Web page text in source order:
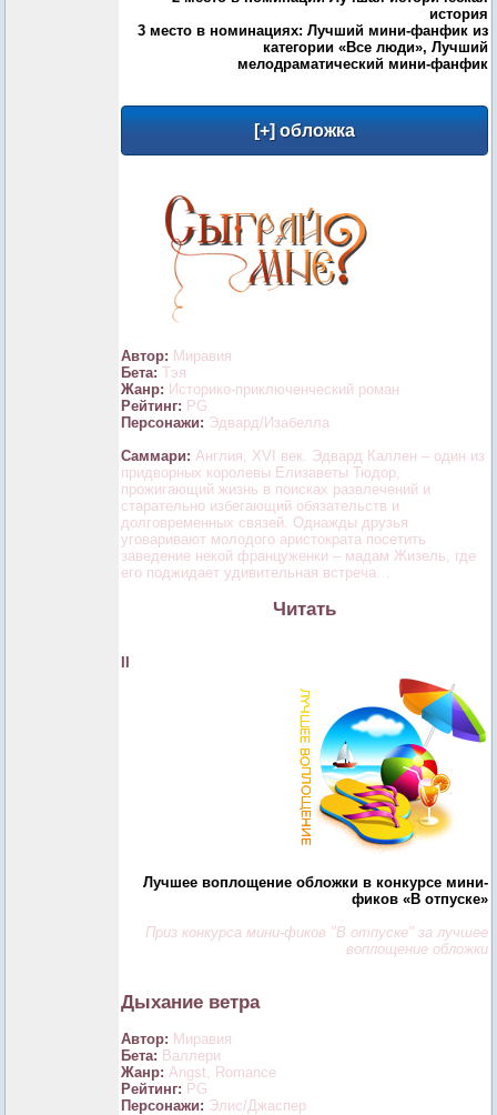
история
3 место в номинациях: Лучший мини-фанфик из
категории «Все люди», Лучший
мелодраматический мини-фанфик
Автор: Миравия
Бета: Тэя
Жанр: Историко-приключенческий роман
Рейтинг: PG
Персонажи: Эдвард/Изабелла
Саммари: Англия, XVI век. Эдвард Каллен – один из
придворных королевы Елизаветы Тюдор,
прожигающий жизнь в поисках развлечений и
старательно избегающий обязательств и
долговременных связей. Однажды друзья
уговаривают молодого аристократа посетить
заведение некой француженки – мадам Жизель, где
его поджидает удивительная встреча…
Читать
Лучшее воплощение обложки в конкурсе мини-
фиков «В отпуске»
Приз конкурса мини-фиков "В отпуске" за лучшее
воплощение обложки
Дыхание ветра
Автор: Миравия
Бета: Валлери
Жанр: Angst, Romance
Рейтинг: PG
Персонажи: Элис/Джаспер